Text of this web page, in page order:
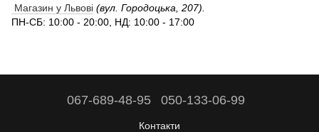
Магазин у Львові (вул. Городоцька, 207).
ПН-СБ: 10:00 - 20:00, НД: 10:00 - 17:00
067-689-48-95 050-133-06-99
Контакти